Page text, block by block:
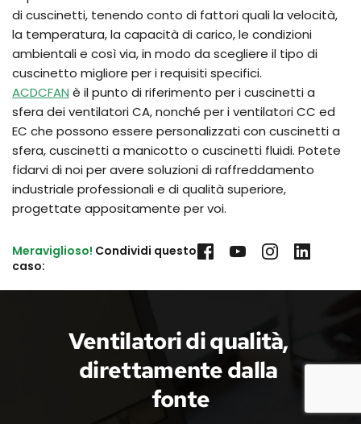
di cuscinetti, tenendo conto di fattori quali la velocità,
la temperatura, la capacità di carico, le condizioni
ambientali e così via, in modo da scegliere il tipo di
cuscinetto migliore per i requisiti specifici.
ACDCFAN è il punto di riferimento per i cuscinetti a
sfera dei ventilatori CA, nonché per i ventilatori CC ed
EC che possono essere personalizzati con cuscinetti a
sfera, cuscinetti a manicotto o cuscinetti fluidi. Potete
fidarvi di noi per avere soluzioni di raffreddamento
industriale professionali e di qualità superiore,
progettate appositamente per voi.
Meraviglioso! Condividi questo
caso:
Ventilatori di qualità,
direttamente dalla
fonte